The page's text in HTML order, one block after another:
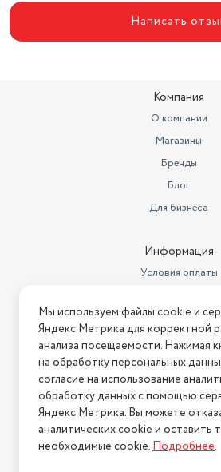
Написать
Компания
О компании
Магазины
Бренды
Блог
Для бизнеса
Информация
Условия оплаты
Условия
Нашли ошибку на сайте?
2026 © Интернет-магазин
Политика
Мы используем файлы cookie и
Яндекс.Метрика для корректной
анализа посещаемости. Нажимая
на обработку персональных
согласие на использование
обработку данных с помощью
Яндекс.Метрика. Вы можете
аналитических cookie и оставить
необходимые cookie.Подробнее.